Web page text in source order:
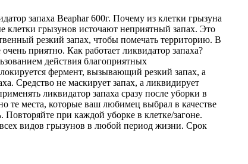
запаха Beaphar 600г. Почему из клетки грызуна
клетки грызунов источают неприятный запах. Это
резкий запах, чтобы помечать территорию. В
приятно. Как работает ликвидатор запаха?
действия благоприятных
фермент, вызывающий резкий запах, а
Средство не маскирует запах, а ликвидирует
ликвидатор запаха сразу после уборки в
те места, которые ваш любимец выбрал в качестве
при каждой уборке в клетке/загоне.
видов грызунов в любой период жизни. Срок